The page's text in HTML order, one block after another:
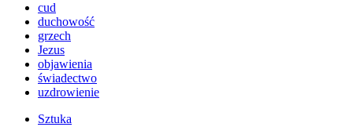
cud
duchowość
grzech
Jezus
objawienia
świadectwo
uzdrowienie
Sztuka